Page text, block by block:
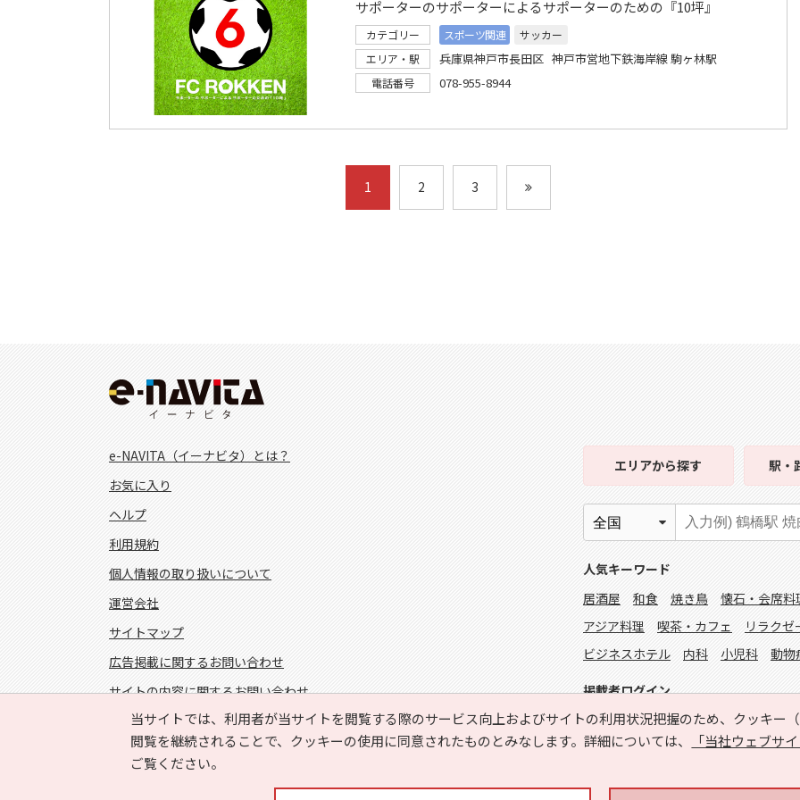
サポーターのサポーターによるサポーターのための『10坪』
カテゴリー スポーツ関連
サッカー
エリア・駅
兵庫県神戸市長田区 神戸市営地下鉄海岸線 駒ヶ林駅
電話番号 078-955-8944
1 2 3
当サイトでは、利用者が当サイトを閲覧する際のサービス向上およびサイトの利用状況把握のため、クッキー
閲覧を継続されることで、クッキーの使用に同意されたものとみなします。詳細については、
「当社ウェブサ
ご覧ください。
e-NAVITA（イーナビタ）とは？
お気に入り
ヘルプ
利用規約
個人情報の取り扱いについて
運営会社
サイトマップ
広告掲載に関するお問い合わせ
サイトの内容に関するお問い合わせ
エリアから探す 駅・
人気キーワード
居酒屋
和食 焼き鳥 懐石・会席料
アジア料理
喫茶・カフェ リラクゼ
ビジネスホテル
内科 小児科 動物
掲載者ログイン
FOLLOW US!